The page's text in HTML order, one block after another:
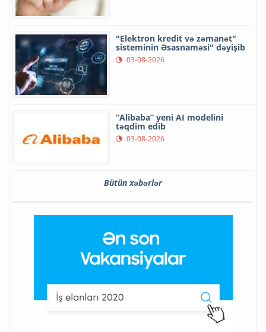
"Elektron kredit və zəmanət"
sisteminin Əsasnaməsi" dəyişib
03-08-2026
“Alibaba” yeni AI modelini
təqdim edib
03-08-2026
Bütün xəbərlər